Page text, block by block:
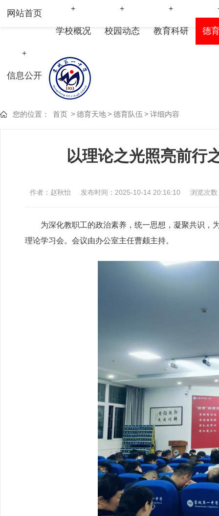
网站首页 +
学校概况
+
校园动态
+
教育科研 德
+
信息公开
您的位置： 首页 > 德育天地> 德育队伍 > 详细内容
以理论之光照亮前
作者：赵秋怡 发布时间：2025-10-14 20:16:10 浏览次数
为深化教职工的政治素养，统一思想，凝聚共识，
理论学习会。会议由办公室主任曹颇主持。